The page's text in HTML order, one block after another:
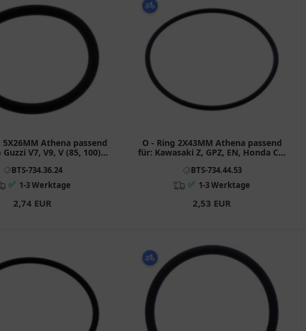
5X26MM Athena passend
V7, V9, V (85, 100),
BTS-734.36.24
✅ 1-3 Werktage
2,74 EUR
O - Ring 2X43MM Athena passend
für: Kawasaki Z, GPZ, EN, Honda CB,
BTS-734.44.53
✅ 1-3 Werktage
2,53 EUR